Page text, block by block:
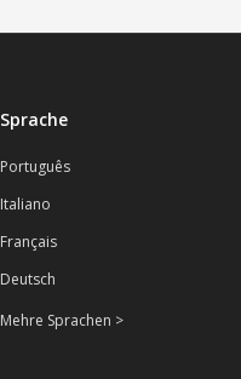
Sprache
Português
Italiano
Français
Deutsch
Mehre Sprachen >